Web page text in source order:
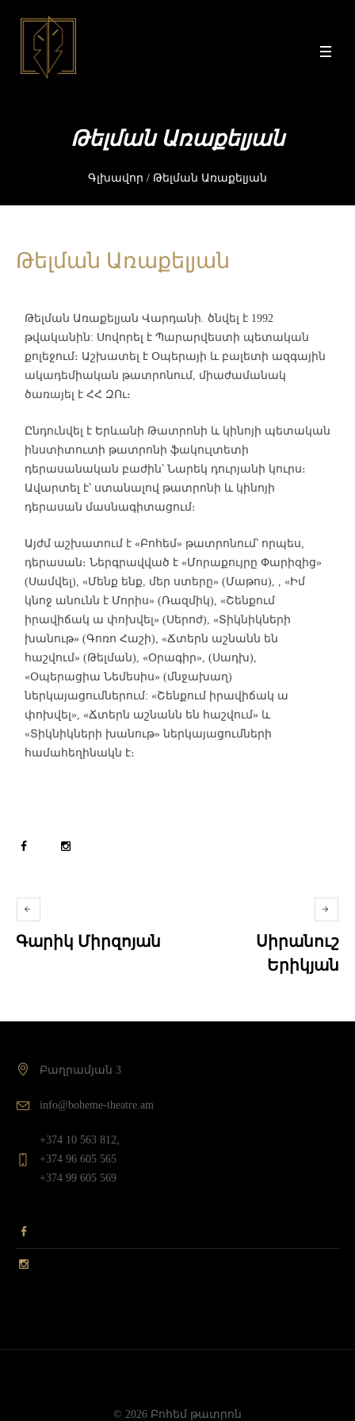
Թելման Առաքելյան
Գլխավոր / Թելման Առաքելյան
Թելման Առաքելյան
Թելման Առաքելյան Վարդանի. ծնվել է 1992
թվականին: Սովորել է Պարարվեստի պետական
քոլեջում։ Աշխատել է Օպերայի և բալետի ազգային
ակադեմիական թատրոնում, միաժամանակ
ծառայել է ՀՀ ԶՈւ։
Ընդունվել է Երևանի Թատրոնի և կինոյի պետական
ինստիտուտի թատրոնի ֆակուլտետի
դերասանական բաժին՝ Նարեկ դուրյանի կուրս։
Ավարտել է՝ ստանալով թատրոնի և կինոյի
դերասան մասնագիտացում։
Այժմ աշխատում է «Բոհեմ» թատրոնում՝ որպես,
դերասան։ Ներգրավված է «Մորաքույրը Փարիզից»
(Սամվել), «Մենք ենք, մեր ստերը» (Մաթոս), , «Իմ
կնոջ անունն է Մորիս» (Ռազմիկ), «Շենքում
իրավիճակ ա փոխվել» (Սերոժ), «Տիկնիկների
խանութ» (Գոռո Հաշի), «Ճտերն աշնանն են
հաշվում» (Թելման), «Օրագիր», (Սադխ),
«Օպերացիա Նեմեսիս» (մնջախաղ)
ներկայացումներում: «Շենքում իրավիճակ ա
փոխվել», «Ճտերն աշնանն են հաշվում» և
«Տիկնիկների խանութ» ներկայացումների
համահեղինակն է։
Գարիկ Միրզոյան
Սիրանուշ
Երիկյան
Բաղրամյան 3
info@boheme-theatre.am
+374 10 563 812,
+374 96 605 565
+374 99 605 569
© 2026 Բոհեմ թատրոն